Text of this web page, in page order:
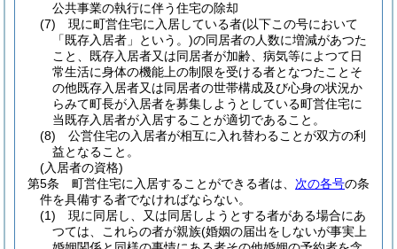
公共事業の執行に伴う住宅の除却
(7)
現に町営住宅に入居している者(以下この号において
「既存入居者」という。)の同居者の人数に増減があつた
こと、既存入居者又は同居者が加齢、病気等によつて日
常生活に身体の機能上の制限を受ける者となつたことそ
の他既存入居者又は同居者の世帯構成及び心身の状況か
らみて町長が入居者を募集しようとしている町営住宅に
当既存入居者が入居することが適切であること。
(8)
公営住宅の入居者が相互に入れ替わることが双方の利
益となること。
(入居者の資格)
第5条
町営住宅に入居することができる者は、 次の各号の条
件を具備する者でなければならない。
(1)
現に同居し、又は同居しようとする者がある場合にあ
つては、これらの者が親族(婚姻の届出をしないが事実上